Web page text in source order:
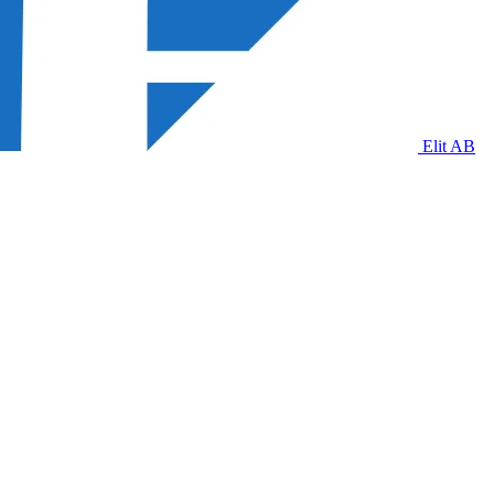
Elit AB